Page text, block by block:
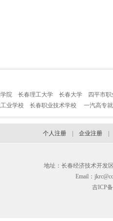
院 长春理工大学 长春大学
四平市
业学校 长春职业技术学校 一汽高专
个人注册 企业注册
地址：长春经济技术开发
Email：
吉ICP